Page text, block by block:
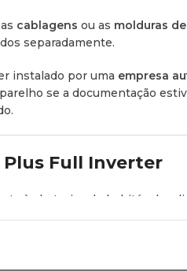
cablagens ou as molduras
separadamente.
instalado por uma empresa
se a documentação
Plus Full Inverter
às baterias do habitáculo,
picos de tensão) e máxima